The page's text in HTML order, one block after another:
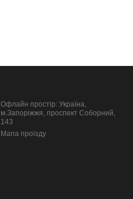
Офлайн простір: Україна,
м.Запоріжжя, проспект Соборний,
143
Мапа проїзду